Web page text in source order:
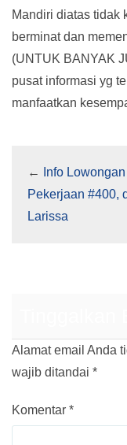
Mandiri diatas tidak
berminat dan
(UNTUK BANYAK
pusat informasi yg
manfaatkan
←
Info Lowongan
Pekerjaan #400,
Larissa
Alamat email Anda
wajib ditandai *
Komentar *